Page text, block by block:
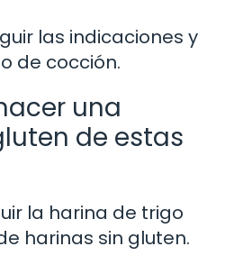
las indicaciones y
de cocción.
una
de estas
la harina de trigo
harinas sin gluten.